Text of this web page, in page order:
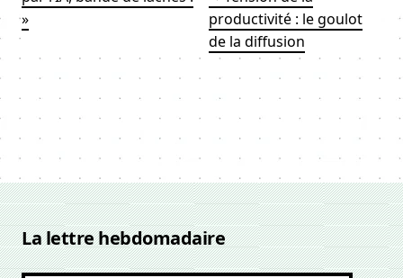
»
productivité : le goulot
de la diffusion
La lettre hebdomadaire